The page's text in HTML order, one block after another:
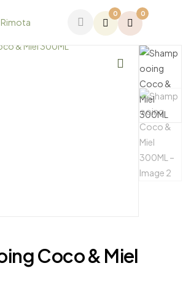
0 0
Coco & Miel